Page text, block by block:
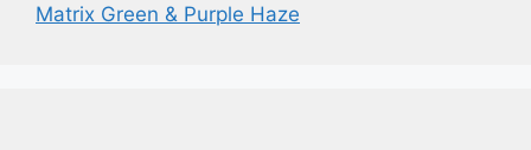
Matrix Green & Purple Haze